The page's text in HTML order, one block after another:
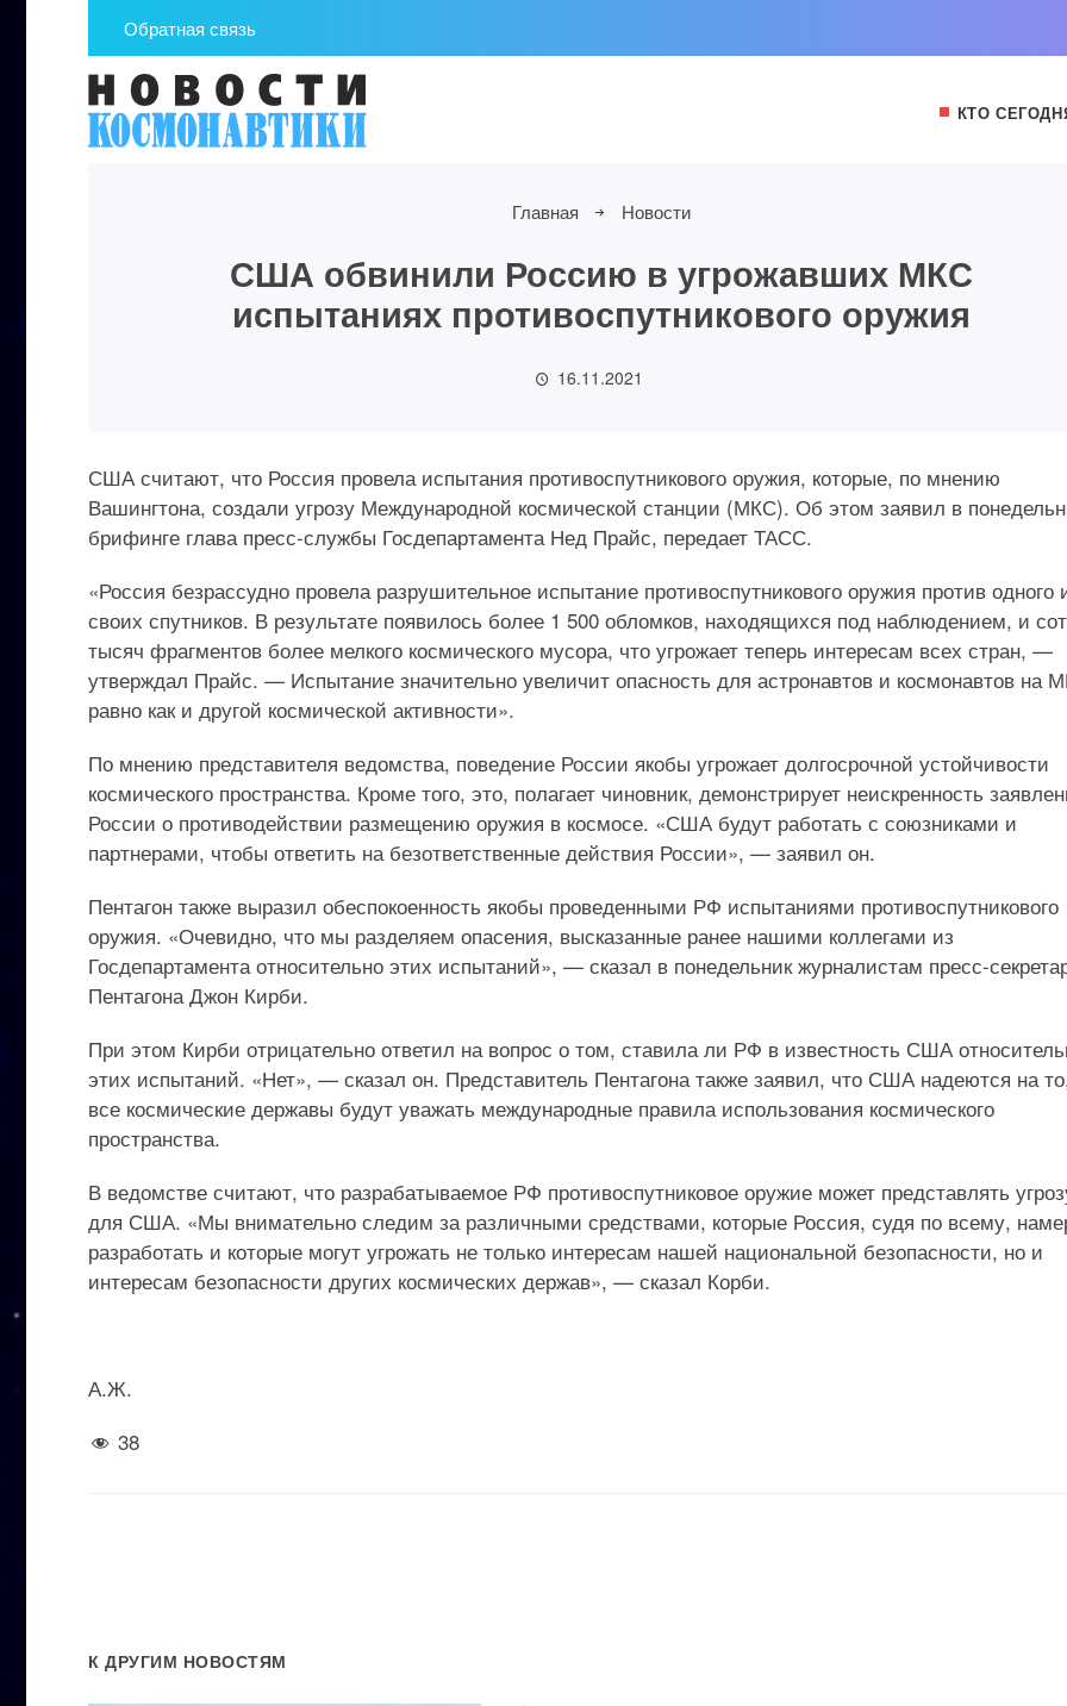
Обратная связь
КТО
Главная Новости
США обвинили Россию в угрожавших МКС
испытаниях противоспутникового оружия
16.11.2021
США считают, что Россия провела испытания противоспутникового оружия, которые, по мнению
Вашингтона, создали угрозу Международной космической станции (МКС). Об этом заявил в
брифинге глава пресс-службы Госдепартамента Нед Прайс, передает ТАСС.
«Россия безрассудно провела разрушительное испытание противоспутникового оружия против одного
своих спутников. В результате появилось более 1 500 обломков, находящихся под наблюдением, и
тысяч фрагментов более мелкого космического мусора, что угрожает теперь интересам всех стран, —
утверждал Прайс. — Испытание значительно увеличит опасность для астронавтов и космонавтов на
равно как и другой космической активности».
По мнению представителя ведомства, поведение России якобы угрожает долгосрочной устойчивости
космического пространства. Кроме того, это, полагает чиновник, демонстрирует неискренность
России о противодействии размещению оружия в космосе. «США будут работать с союзниками и
партнерами, чтобы ответить на безответственные действия России», — заявил он.
Пентагон также выразил обеспокоенность якобы проведенными РФ испытаниями противоспутникового
оружия. «Очевидно, что мы разделяем опасения, высказанные ранее нашими коллегами из
Госдепартамента относительно этих испытаний», — сказал в понедельник журналистам пресс-
Пентагона Джон Кирби.
При этом Кирби отрицательно ответил на вопрос о том, ставила ли РФ в известность США
этих испытаний. «Нет», — сказал он. Представитель Пентагона также заявил, что США надеются на
все космические державы будут уважать международные правила использования космического
пространства.
В ведомстве считают, что разрабатываемое РФ противоспутниковое оружие может представлять
для США. «Мы внимательно следим за различными средствами, которые Россия, судя по всему,
разработать и которые могут угрожать не только интересам нашей национальной безопасности, но и
интересам безопасности других космических держав», — сказал Корби.
А.Ж.
38
К ДРУГИМ НОВОСТЯМ